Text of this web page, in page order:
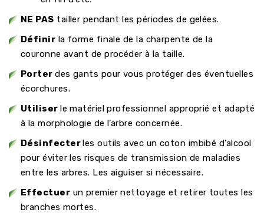
NE PAS tailler pendant les périodes de gelées.
Définir la forme finale de la charpente de la
couronne avant de procéder à la taille.
Porterdes gants pour vous protéger des éventuelles
écorchures.
Utiliserle matériel professionnel approprié et adapté
à la morphologie de l’arbre concernée.
Désinfecterles outils avec un coton imbibé d’alcool
pour éviter les risques de transmission de maladies
entre les arbres. Les aiguiser si nécessaire.
Effectuer un premier nettoyage et retirer toutes les
branches mortes.